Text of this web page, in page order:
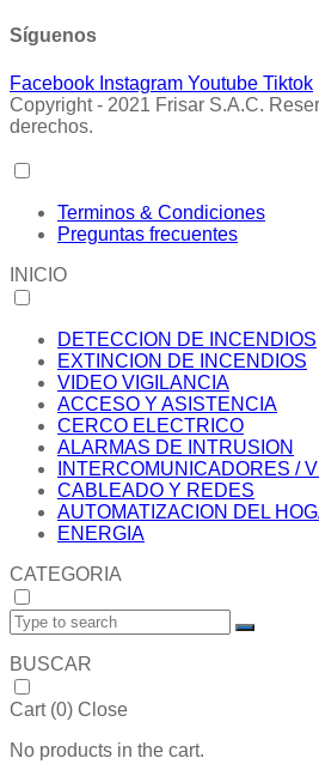
Síguenos
Facebook Instagram Youtube Tiktok
Copyright - 2021 Frisar S.A.C.
derechos.
Terminos & Condiciones
Preguntas frecuentes
INICIO
DETECCION DE INCENDIOS
EXTINCION DE INCENDIOS
VIDEO VIGILANCIA
ACCESO Y ASISTENCIA
CERCO ELECTRICO
ALARMAS DE INTRUSION
INTERCOMUNICADORES /
CABLEADO Y REDES
AUTOMATIZACION DEL
ENERGIA
CATEGORIA
BUSCAR
Cart (0) Close
No products in the cart.